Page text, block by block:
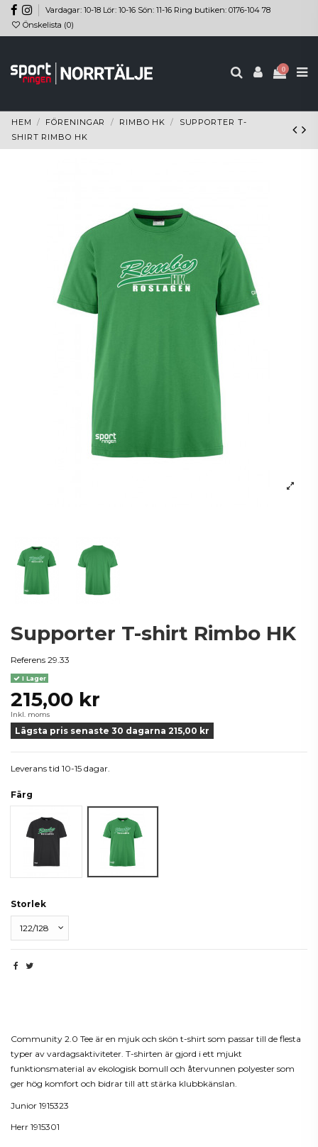
Vardagar: 10-18 Lör: 10-16 Sön: 11-16 Ring butiken: 0176-104 78
Önskelista (0)
0
HEM FÖRENINGAR RIMBO HK
SUPPORTER T-
SHIRT RIMBO HK
Supporter T-shirt Rimbo HK
Referens 29.33
I Lager
215,00 kr
Inkl. moms
Lägsta pris senaste 30 dagarna 215,00 kr
Leverans tid 10-15 dagar.
Färg
Storlek
Community 2.0 Tee är en mjuk och skön t-shirt som passar till de flesta
typer av vardagsaktiviteter. T-shirten är gjord i ett mjukt
funktionsmaterial av ekologisk bomull och återvunnen polyester som
ger hög komfort och bidrar till att stärka klubbkänslan.
Junior 1915323
Herr 1915301